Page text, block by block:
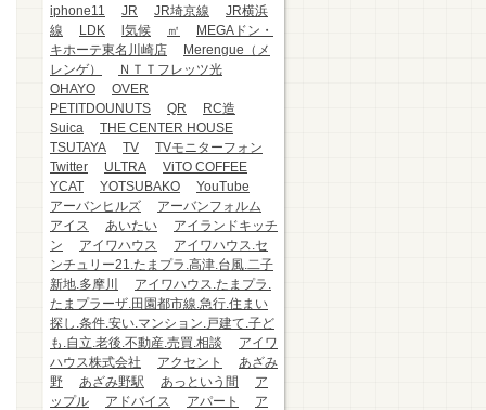
iphone11
JR JR埼京線
JR横浜
線
LDK l気候 ㎡
MEGAドン・
キホーテ東名川崎店
Merengue（メ
レンゲ）
ＮＴＴフレッツ光
OHAYO
OVER
PETITDOUNUTS
QR
RC造
Suica
THE CENTER HOUSE
TSUTAYA
TV
TVモニターフォン
Twitter
ULTRA
ViTO COFFEE
YCAT
YOTSUBAKO
YouTube
アーバンヒルズ
アーバンフォルム
アイス
あいたい
アイランドキッチ
ン
アイワハウス
アイワハウス.セ
ンチュリー21.たまプラ.高津.台風.二子
新地.多摩川
アイワハウス.たまプラ.
たまプラーザ.田園都市線.急行.住まい
探し.条件.安い.マンション.戸建て.子ど
も.自立.老後.不動産.売買.相談
アイワ
ハウス株式会社
アクセント
あざみ
野
あざみ野駅 あっという間
ア
ップル
アドバイス アパート
ア